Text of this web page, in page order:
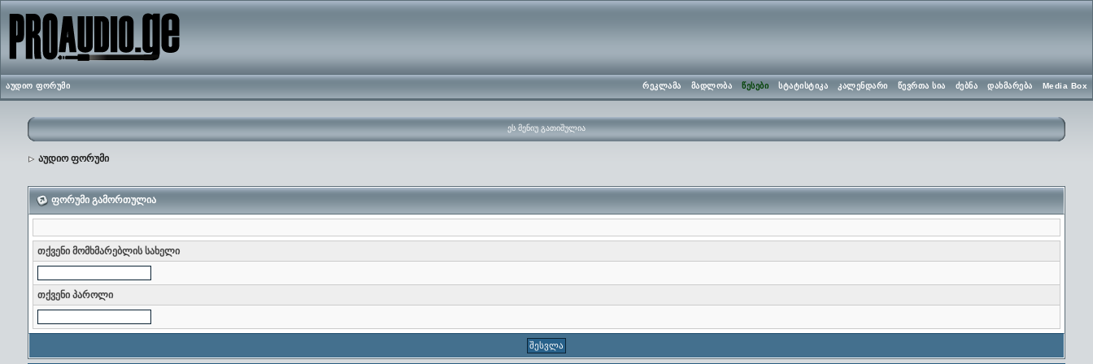
აუდიო ფორუმი Media Box
დახმარება
ძებნა
წევრთა სია
კალენდარი
სტატისტიკა
წესები
მადლობა
რეკლამა
ეს მენიუ გათიშულია
აუდიო ფორუმი
ფორუმი გამორთულია
თქვენი მომხმარებლის სახელი
თქვენი პაროლი